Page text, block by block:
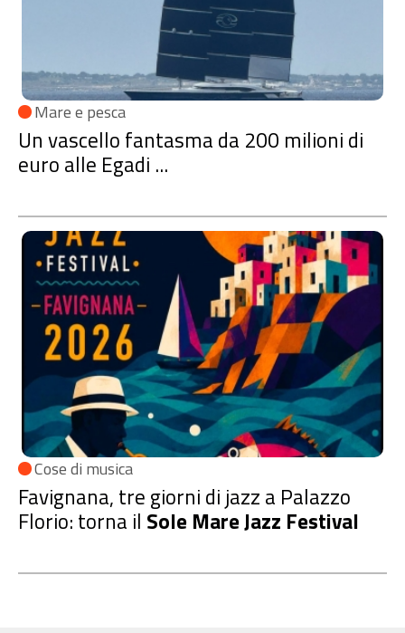
Mare e pesca
Un vascello fantasma da 200 milioni di
euro alle Egadi ...
Cose di musica
Favignana, tre giorni di jazz a Palazzo
Florio: torna il Sole Mare Jazz Festival